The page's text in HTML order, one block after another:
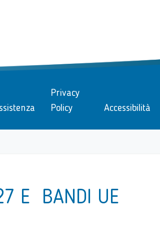
Privacy
Policy
Accessibilità
E BANDI UE